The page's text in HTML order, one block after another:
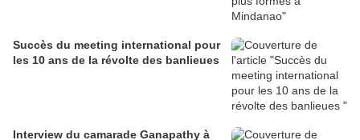
Succès du meeting international pour
les 10 ans de la révolte des banlieues
Interview du camarade Ganapathy à